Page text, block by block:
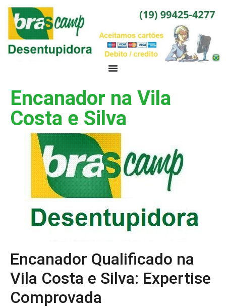
Encanador na Vila
Costa e Silva
Encanador Qualificado na
Vila Costa e Silva: Expertise
Comprovada